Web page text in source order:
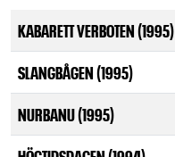
KABARETT VERBOTEN (1995)
SLANGBÅGEN (1995)
NURBANU (1995)